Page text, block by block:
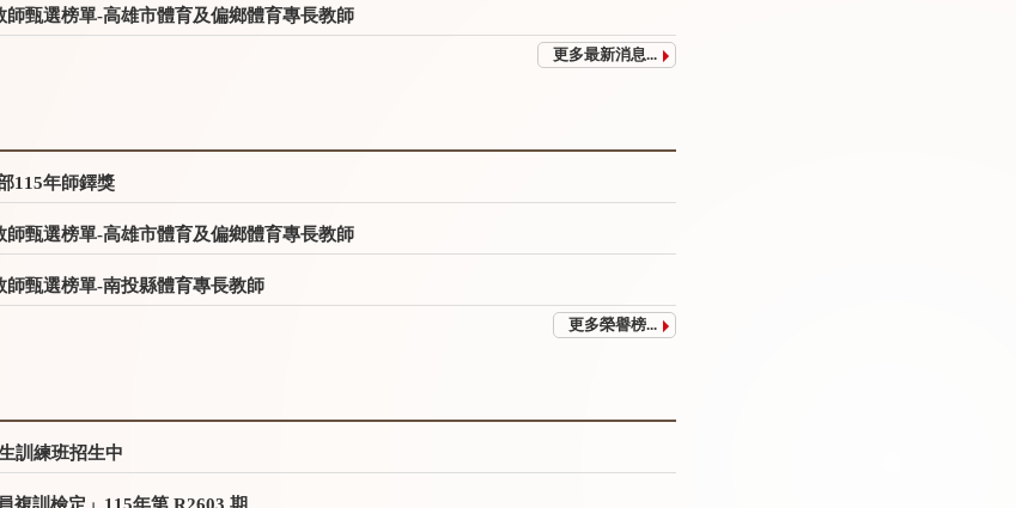
師甄選榜單-高雄市體育及偏鄉體育專長教師
更多最新消息...
115年師鐸獎
師甄選榜單-高雄市體育及偏鄉體育專長教師
師甄選榜單-南投縣體育專長教師
更多榮譽榜...
訓練班招生中